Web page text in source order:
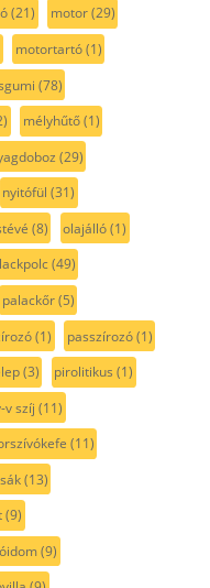
(21) motor(29)
motortartó(1)
(78)
mélyhűtő(1)
(29)
nyitófül (31)
(8) olajálló(1)
(49)
palackőr(5)
(1) passzírozó(1)
(3) pirolitikus (1)
v szíj (11)
(11)
(13)
(9)
(9)